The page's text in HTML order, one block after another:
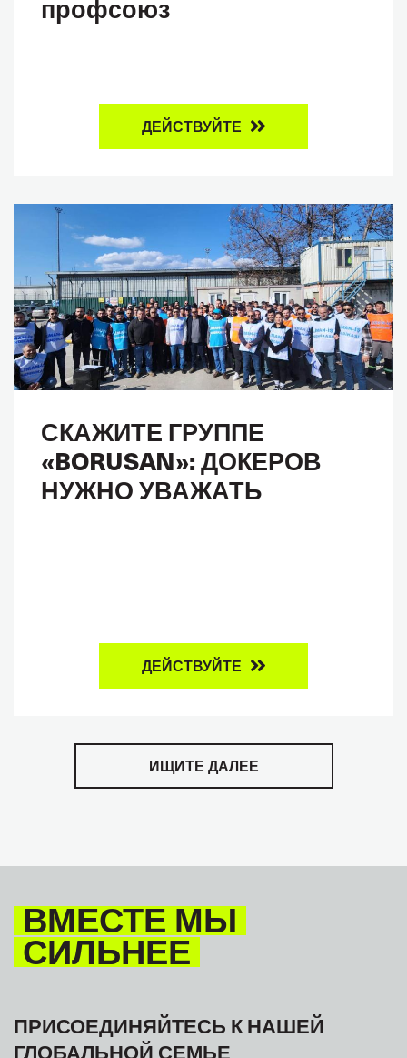
профсоюз
ДЕЙСТВУЙТЕ
СКАЖИТЕ ГРУППЕ
«BORUSAN»: ДОКЕРОВ
НУЖНО УВАЖАТЬ
ДЕЙСТВУЙТЕ
ИЩИТЕ ДАЛЕЕ
ВМЕСТЕ МЫ
СИЛЬНЕЕ
ПРИСОЕДИНЯЙТЕСЬ К НАШЕЙ
ГЛОБАЛЬНОЙ СЕМЬЕ